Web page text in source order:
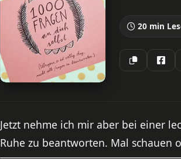
20 min
Jetzt nehme ich mir aber bei einer
Ruhe zu beantworten. Mal schauen